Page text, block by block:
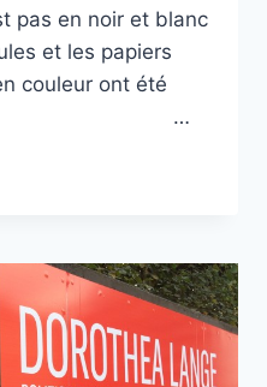
pas en noir et blanc
et les papiers
couleur ont été
» …